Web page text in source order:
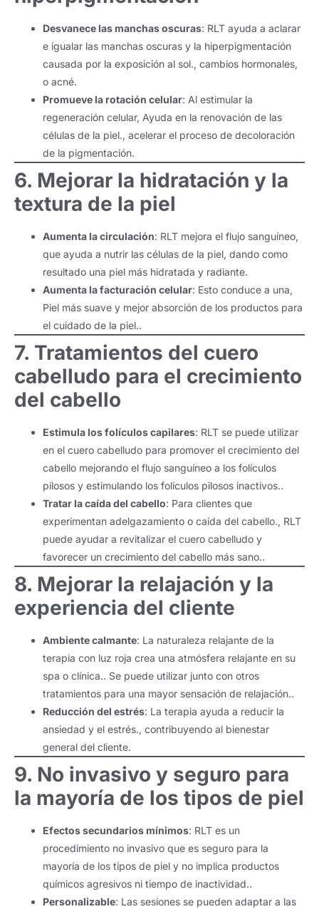
Desvanece las manchas oscuras: RLT ayuda a aclarar
e igualar las manchas oscuras y la hiperpigmentación
causada por la exposición al sol., cambios hormonales,
o acné.
Promueve la rotación celular: Al estimular la
regeneración celular, Ayuda en la renovación de las
células de la piel., acelerar el proceso de decoloración
de la pigmentación.
6. Mejorar la hidratación y la
textura de la piel
Aumenta la circulación: RLT mejora el flujo sanguíneo,
que ayuda a nutrir las células de la piel, dando como
resultado una piel más hidratada y radiante.
Aumenta la facturación celular: Esto conduce a una,
Piel más suave y mejor absorción de los productos para
el cuidado de la piel..
7. Tratamientos del cuero
cabelludo para el crecimiento
del cabello
Estimula los folículos capilares: RLT se puede utilizar
en el cuero cabelludo para promover el crecimiento del
cabello mejorando el flujo sanguíneo a los folículos
pilosos y estimulando los folículos pilosos inactivos..
Tratar la caída del cabello: Para clientes que
experimentan adelgazamiento o caída del cabello., RLT
puede ayudar a revitalizar el cuero cabelludo y
favorecer un crecimiento del cabello más sano..
8. Mejorar la relajación y la
experiencia del cliente
Ambiente calmante: La naturaleza relajante de la
terapia con luz roja crea una atmósfera relajante en su
spa o clínica.. Se puede utilizar junto con otros
tratamientos para una mayor sensación de relajación..
Reducción del estrés: La terapia ayuda a reducir la
ansiedad y el estrés., contribuyendo al bienestar
general del cliente.
9. No invasivo y seguro para
la mayoría de los tipos de piel
Efectos secundarios mínimos: RLT es un
procedimiento no invasivo que es seguro para la
mayoría de los tipos de piel y no implica productos
químicos agresivos ni tiempo de inactividad..
Personalizable: Las sesiones se pueden adaptar a las